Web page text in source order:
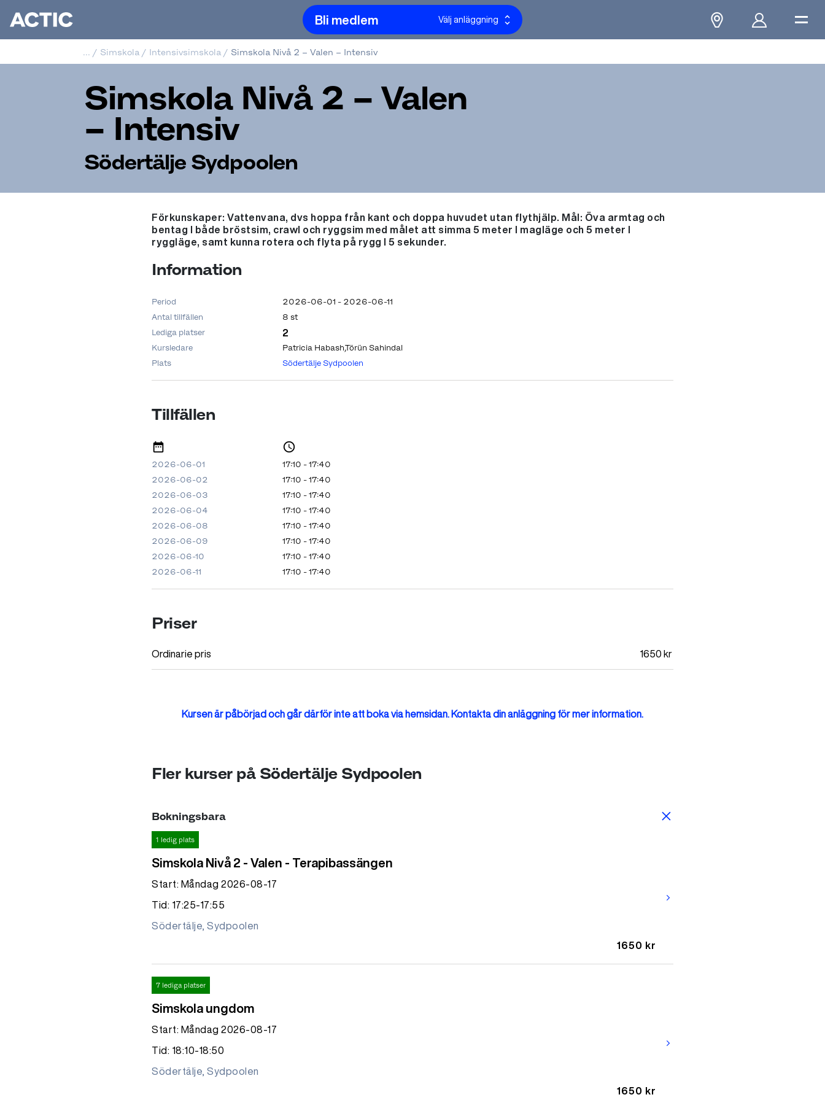
Bli medlem Välj anläggning
... / Simskola / Intensivsimskola / Simskola Nivå 2 – Valen – Intensiv
Simskola Nivå 2 – Valen
– Intensiv
Södertälje Sydpoolen
Förkunskaper: Vattenvana, dvs hoppa från kant och doppa huvudet utan flythjälp. Mål: Öva armtag och
bentag I både bröstsim, crawl och ryggsim med målet att simma 5 meter I magläge och 5 meter I
ryggläge, samt kunna rotera och flyta på rygg I 5 sekunder.
Information
Period
2026-06-01 - 2026-06-11
Antal tillfällen
8 st
Lediga platser
2
Kursledare
Patricia Habash,Törün Sahindal
Plats
Södertälje Sydpoolen
Tillfällen
2026-06-01
17:10 - 17:40
2026-06-02
17:10 - 17:40
2026-06-03
17:10 - 17:40
2026-06-04
17:10 - 17:40
2026-06-08
17:10 - 17:40
2026-06-09
17:10 - 17:40
2026-06-10
17:10 - 17:40
2026-06-11
17:10 - 17:40
Priser
Ordinarie pris 1650 kr
Kursen är påbörjad och går därför inte att boka via hemsidan. Kontakta din anläggning för mer information.
Fler kurser på Södertälje Sydpoolen
Bokningsbara
1 ledig plats
Simskola Nivå 2 - Valen - Terapibassängen
Start: Måndag 2026-08-17
Tid: 17:25-17:55
Södertälje, Sydpoolen
1650 kr
arrow_forward_ios
7 lediga platser
Simskola ungdom
Start: Måndag 2026-08-17
Tid: 18:10-18:50
Södertälje, Sydpoolen
1650 kr
arrow_forward_ios